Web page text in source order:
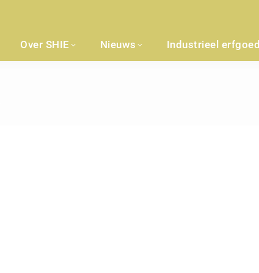
Over SHIE Nieuws Industrieel erfgoed